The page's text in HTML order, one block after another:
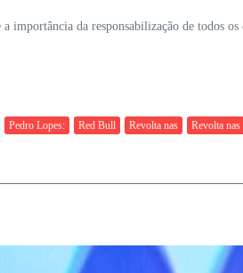
importância da responsabilização de todos
Pedro Lopes: Red Bull Revolta nas Revolta nas